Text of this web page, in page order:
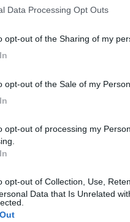
Data Processing Opt Outs
opt-out of the Sharing of my
opt-out of the Sale of my
Data that Is Unrelated
dei carabinieri di Matera.
presidente della pro loco
le vicende e le
tua città direttamente